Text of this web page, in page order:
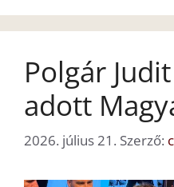
Polgár
adott
2026. július 21. Szerző: